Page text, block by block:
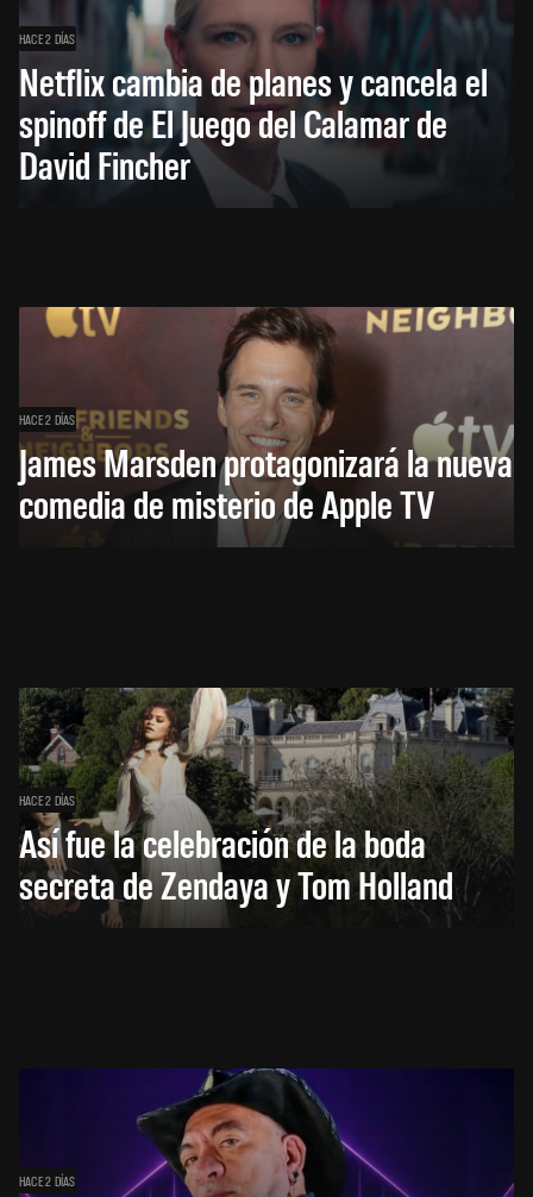
HACE 2 DÍAS
Netflix cambia de planes y cancela el
spinoff de El Juego del Calamar de
David Fincher
HACE 2 DÍAS
James Marsden protagonizará la nueva
comedia de misterio de Apple TV
HACE 2 DÍAS
Así fue la celebración de la boda
secreta de Zendaya y Tom Holland
HACE 2 DÍAS